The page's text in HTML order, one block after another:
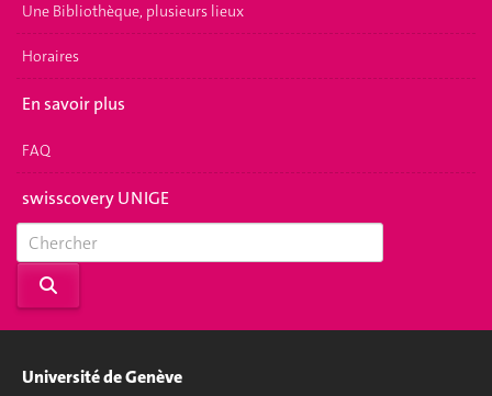
Une Bibliothèque, plusieurs lieux
Horaires
En savoir plus
FAQ
swisscovery UNIGE
Université de Genève